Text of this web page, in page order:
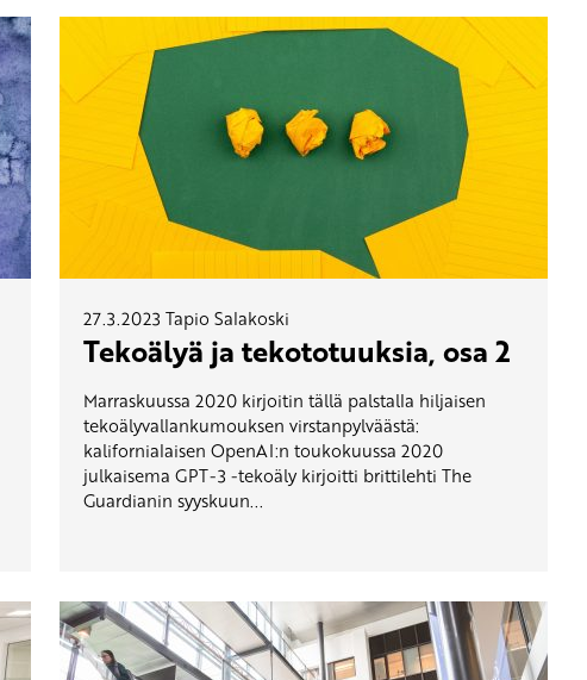
27.3.2023 Tapio Salakoski
Tekoälyä ja tekototuuksia, osa 2
Marraskuussa 2020 kirjoitin tällä palstalla hiljaisen
tekoälyvallankumouksen virstanpylväästä:
kalifornialaisen OpenAI:n toukokuussa 2020
julkaisema GPT-3 -tekoäly kirjoitti brittilehti The
Guardianin syyskuun...